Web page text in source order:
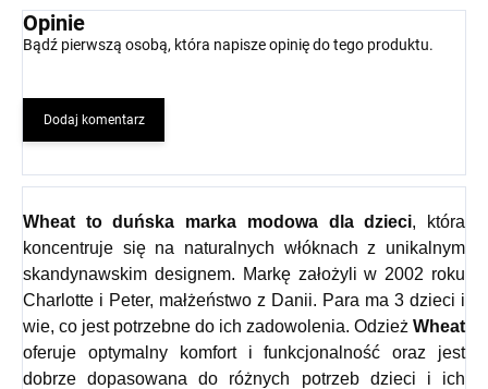
Opinie
Bądź pierwszą osobą, która napisze opinię do tego produktu.
Dodaj komentarz
Wheat to duńska marka modowa dla dzieci, która
koncentruje się na naturalnych włóknach z unikalnym
skandynawskim designem. Markę założyli w 2002 roku
Charlotte i Peter, małżeństwo z Danii. Para ma 3 dzieci i
wie, co jest potrzebne do ich zadowolenia. Odzież Wheat
oferuje optymalny komfort i funkcjonalność oraz jest
dobrze dopasowana do różnych potrzeb dzieci i ich